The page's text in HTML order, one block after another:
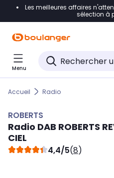
Accéder directement à la
Accéder directement au
Accéder directement au
Les meilleures affaires
sélection à
Menu
Accueil Radio
ROBERTS
Radio DAB ROBERTS
CIEL
4,4/5(8)